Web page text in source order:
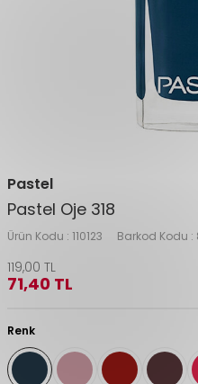
Pastel
Pastel Oje 318
Ürün Kodu : 110123 Barkod Kodu :
119,00 TL
71,40 TL
Renk